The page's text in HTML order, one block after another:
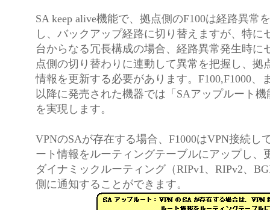
SA keep alive機能で、拠点側のF100は経路異常
し、バックアップ経路に切り替えますが、特に
台からなる冗長構成の場合、経路異常発生時に
点側の切り替わりに連動して異常を把握し、拠
情報を更新する必要があります。F100,F1000、
以降に発売された機器では「SAアップルート
を実現します。
VPNのSAが存在する場合、F1000はVPN接続し
ート情報をルーティングテーブルにアップし、
ダイナミックルーティング（RIPv1、RIPv2、
側に通知することができます。